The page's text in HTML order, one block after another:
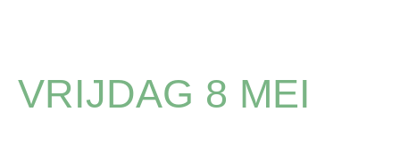
VRIJDAG 8 MEI